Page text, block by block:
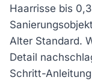
Haarrisse bis
Alter Standard.
Detail
Schritt-